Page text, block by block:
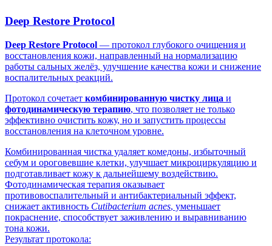
Deep Restore Protocol
Deep Restore Protocol — протокол глубокого очищения и
восстановления кожи, направленный на нормализацию
работы сальных желёз, улучшение качества кожи и снижение
воспалительных реакций.
Протокол сочетает комбинированную чистку лица и
фотодинамическую терапию, что позволяет не только
эффективно очистить кожу, но и запустить процессы
восстановления на клеточном уровне.
Комбинированная чистка удаляет комедоны, избыточный
себум и ороговевшие клетки, улучшает микроциркуляцию и
подготавливает кожу к дальнейшему воздействию.
Фотодинамическая терапия оказывает
противовоспалительный и антибактериальный эффект,
снижает активность Cutibacterium acnes, уменьшает
покраснение, способствует заживлению и выравниванию
тона кожи.
Результат протокола: